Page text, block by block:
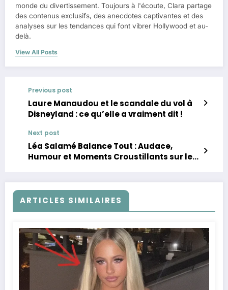
monde du divertissement. Toujours à l'écoute, Clara partage
des contenus exclusifs, des anecdotes captivantes et des
analyses sur les tendances qui font vibrer Hollywood et au-
delà.
View All Posts
Previous post
Laure Manaudou et le scandale du vol à
Disneyland : ce qu’elle a vraiment dit !
Next post
Léa Salamé Balance Tout : Audace,
Humour et Moments Croustillants sur le
ARTICLES SIMILAIRES